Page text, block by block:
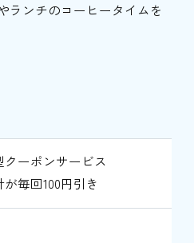
ランチのコーヒータイムを
ーポンサービス
毎回100円引き